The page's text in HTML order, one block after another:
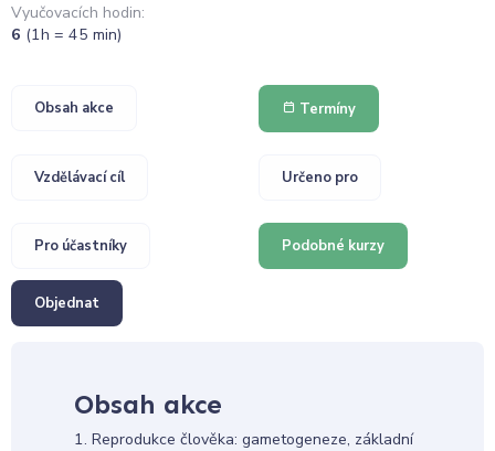
Vyučovacích hodin:
6 (1h = 45 min)
Obsah akce Termíny
Vzdělávací cíl Určeno pro
Pro účastníky Podobné kurzy
Objednat
Obsah akce
1. Reprodukce člověka: gametogeneze, základní